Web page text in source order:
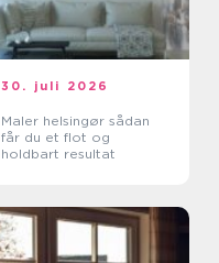
30. juli 2026
Maler helsingør sådan
får du et flot og
holdbart resultat